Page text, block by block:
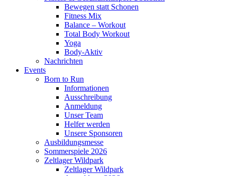
Bewegen statt Schonen
Fitness Mix
Balance – Workout
Total Body Workout
Yoga
Body-Aktiv
Nachrichten
Events
Born to Run
Informationen
Ausschreibung
Anmeldung
Unser Team
Helfer werden
Unsere Sponsoren
Ausbildungsmesse
Sommerspiele 2026
Zeltlager Wildpark
Zeltlager Wildpark